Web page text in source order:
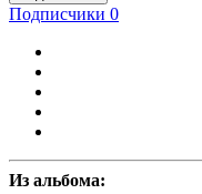
Подписчики 0
Из альбома: